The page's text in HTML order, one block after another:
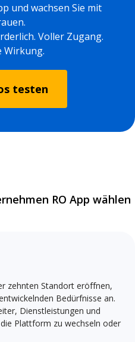
und wachsen Sie mit
Voller Zugang.
Wirkung.
testen
RO App wählen
zehnten Standort eröffnen,
Bedürfnisse an.
Dienstleistungen und
Plattform zu wechseln oder